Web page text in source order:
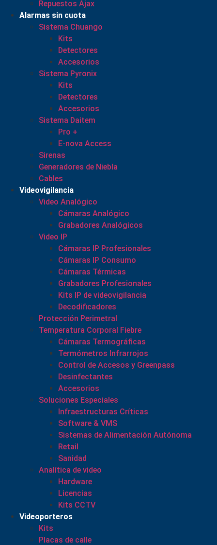
Repuestos Ajax
Alarmas sin cuota
Sistema Chuango
Kits
Detectores
Accesorios
Sistema Pyronix
Kits
Detectores
Accesorios
Sistema Daitem
Pro +
E-nova Access
Sirenas
Generadores de Niebla
Cables
Videovigilancia
Video Analógico
Cámaras Analógico
Grabadores Analógicos
Video IP
Cámaras IP Profesionales
Cámaras IP Consumo
Cámaras Térmicas
Grabadores Profesionales
Kits IP de videovigilancia
Decodificadores
Protección Perimetral
Temperatura Corporal Fiebre
Cámaras Termográficas
Termómetros Infrarrojos
Control de Accesos y Greenpass
Desinfectantes
Accesorios
Soluciones Especiales
Infraestructuras Críticas
Software & VMS
Sistemas de Alimentación Autónoma
Retail
Sanidad
Analítica de video
Hardware
Licencias
Kits CCTV
Videoporteros
Kits
Placas de calle